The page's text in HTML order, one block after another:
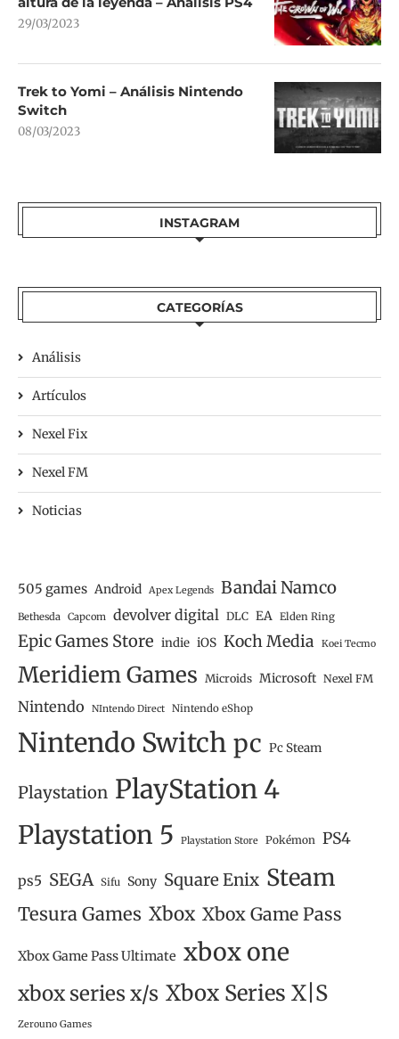
29/03/2023
Trek to Yomi – Análisis Nintendo
Switch
08/03/2023
INSTAGRAM
CATEGORÍAS
Análisis
Artículos
Nexel Fix
Nexel FM
Noticias
505 games Android Apex Legends Bandai Namco
Bethesda Capcom devolver digital DLC EA Elden Ring
Epic Games Store indie iOS Koch Media Koei Tecmo
Meridiem Games Microids Microsoft Nexel FM
Nintendo NIntendo Direct Nintendo eShop
Nintendo Switch pc Pc Steam
Playstation PlayStation 4
Playstation 5 Playstation Store Pokémon PS4
ps5 SEGA Sifu Sony Square Enix Steam
Tesura Games Xbox Xbox Game Pass
Xbox Game Pass Ultimate xbox one
xbox series x/s Xbox Series X|S
Zerouno Games